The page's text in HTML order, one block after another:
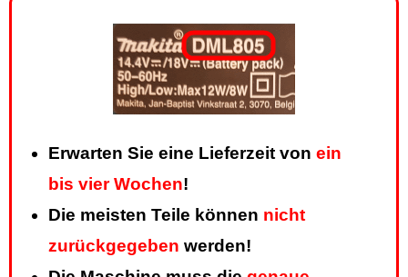
Erwarten Sie eine Lieferzeit von ein
bis vier Wochen!
Die meisten Teile können nicht
zurückgegeben werden!